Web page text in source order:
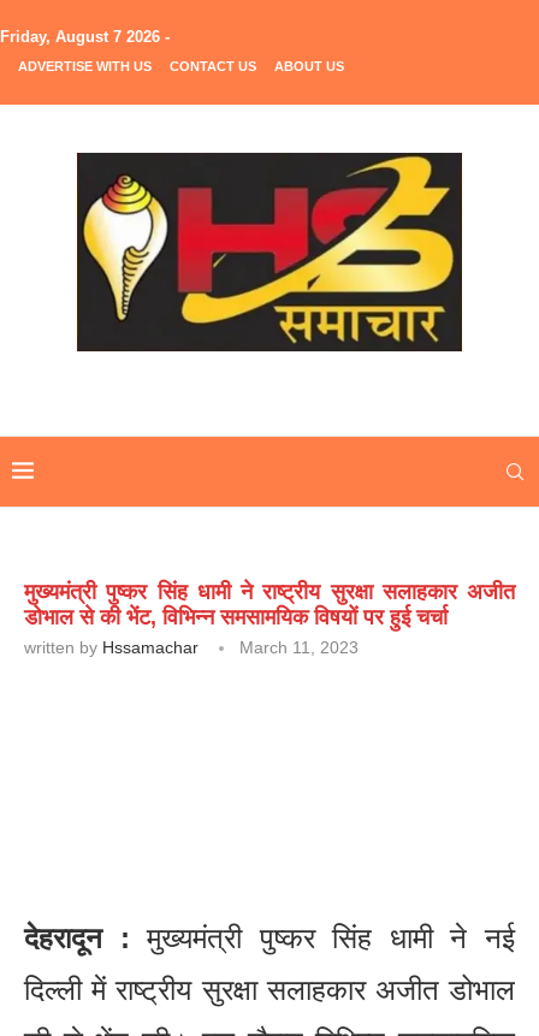
Friday, August 7 2026 -
ADVERTISE WITH US CONTACT US ABOUT US
मुख्यमंत्री पुष्कर सिंह धामी ने राष्ट्रीय सुरक्षा सलाहकार अजीत
डोभाल से की भेंट, विभिन्न समसामयिक विषयों पर हुई चर्चा
written by Hssamachar March 11, 2023
देहरादून : मुख्यमंत्री पुष्कर सिंह धामी ने नई
दिल्ली में राष्ट्रीय सुरक्षा सलाहकार अजीत डोभाल